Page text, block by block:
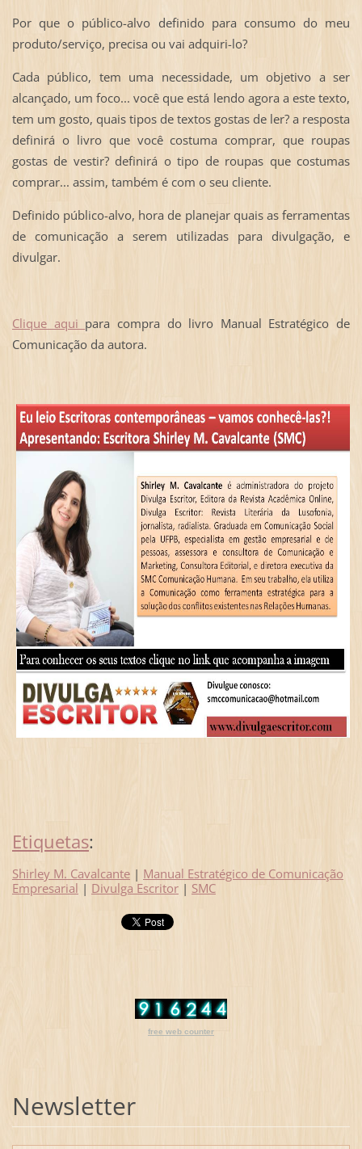
Por que o público-alvo definido para consumo do meu
produto/serviço, precisa ou vai adquiri-lo?
Cada público, tem uma necessidade, um objetivo a ser
alcançado, um foco... você que está lendo agora a este texto,
tem um gosto, quais tipos de textos gostas de ler? a resposta
definirá o livro que você costuma comprar, que roupas
gostas de vestir? definirá o tipo de roupas que costumas
comprar... assim, também é com o seu cliente.
Definido público-alvo, hora de planejar quais as ferramentas
de comunicação a serem utilizadas para divulgação, e
divulgar.
Clique aqui para compra do livro Manual Estratégico de
Comunicação da autora.
Etiquetas:
Shirley M. Cavalcante | Manual Estratégico de Comunicação
Empresarial | Divulga Escritor | SMC
free web counter
Newsletter